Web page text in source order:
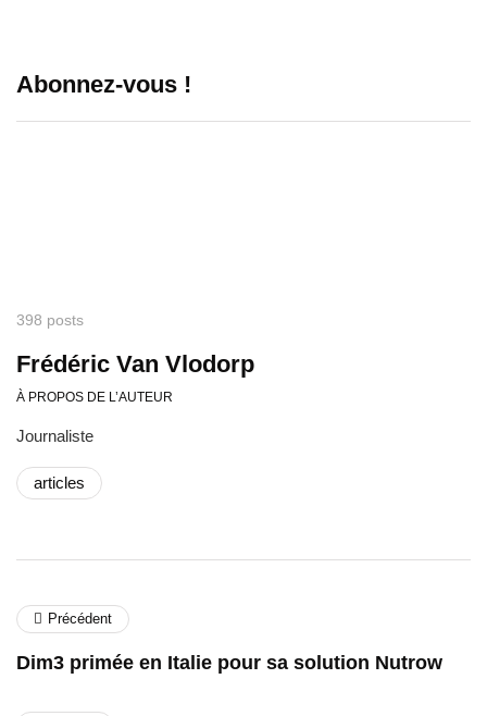
Abonnez-vous !
398 posts
Frédéric Van Vlodorp
À PROPOS DE L’AUTEUR
Journaliste
articles
Précédent
Dim3 primée en Italie pour sa solution Nutrow